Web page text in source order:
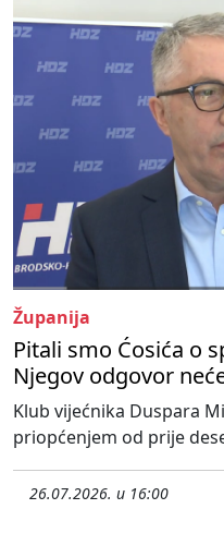
Županija
Pitali smo Ćosića o
Njegov odgovor
Klub vijećnika Duspara
priopćenjem od prije
26.07.2026. u 16:00